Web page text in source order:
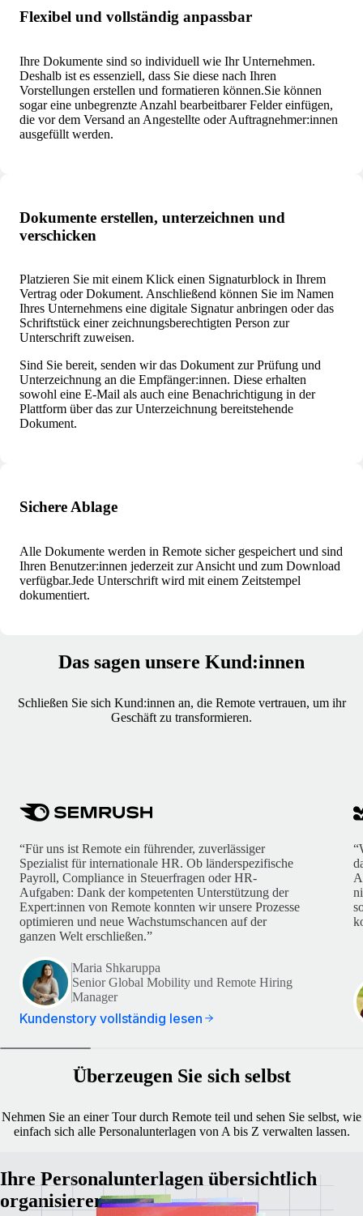
Flexibel und vollständig anpassbar
Ihre Dokumente sind so individuell wie Ihr Unternehmen.
Deshalb ist es essenziell, dass Sie diese nach Ihren
Vorstellungen erstellen und formatieren können.Sie können
sogar eine unbegrenzte Anzahl bearbeitbarer Felder einfügen,
die vor dem Versand an Angestellte oder Auftragnehmer:innen
ausgefüllt werden.
Dokumente erstellen, unterzeichnen und
verschicken
Platzieren Sie mit einem Klick einen Signaturblock in Ihrem
Vertrag oder Dokument. Anschließend können Sie im Namen
Ihres Unternehmens eine digitale Signatur anbringen oder das
Schriftstück einer zeichnungsberechtigten Person zur
Unterschrift zuweisen.
Sind Sie bereit, senden wir das Dokument zur Prüfung und
Unterzeichnung an die Empfänger:innen. Diese erhalten
sowohl eine E-Mail als auch eine Benachrichtigung in der
Plattform über das zur Unterzeichnung bereitstehende
Dokument.
Sichere Ablage
Alle Dokumente werden in Remote sicher gespeichert und sind
Ihren Benutzer:innen jederzeit zur Ansicht und zum Download
verfügbar.Jede Unterschrift wird mit einem Zeitstempel
dokumentiert.
Das sagen unsere Kund:innen
Schließen Sie sich Kund:innen an, die Remote vertrauen, um ihr
Geschäft zu transformieren.
“Für uns ist Remote ein führender, zuverlässiger
Spezialist für internationale HR. Ob länderspezifische
Payroll, Compliance in Steuerfragen oder HR-
Aufgaben: Dank der kompetenten Unterstützung der
Expert:innen von Remote konnten wir unsere Prozesse
optimieren und neue Wachstumschancen auf der
ganzen Welt erschließen.”
Maria Shkaruppa
Senior Global Mobility und Remote Hiring
Manager
Kundenstory vollständig lesen
Überzeugen Sie sich selbst
Nehmen Sie an einer Tour durch Remote teil und sehen Sie selbst, wie
einfach sich alle Personalunterlagen von A bis Z verwalten lassen.
Ihre Personalunterlagen übersichtlich
organisieren